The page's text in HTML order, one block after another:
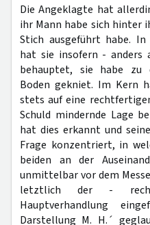
Die Angeklagte hat
ihr Mann habe sich hinter
Stich ausgeführt habe. In
hat sie insofern -
behauptet, sie habe zu
Boden gekniet. Im Kern
stets auf eine
Schuld mindernde Lage
hat dies erkannt und
Frage konzentriert, in
beiden an der
unmittelbar vor dem
letztlich der -
Hauptverhandlung
Darstellung M. H.´